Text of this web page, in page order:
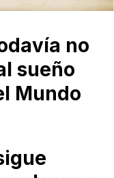
no
sueño
Mundo